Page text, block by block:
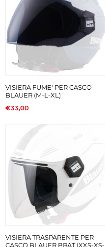
VISIERA FUME' PER CASCO
BLAUER (M-L-XL)
€33,00
VISIERA TRASPARENTE PER
CASCO BLAUER BRAT (XXS-XS-